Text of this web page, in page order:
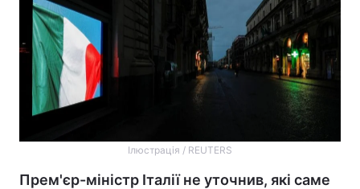
Ілюстрація / REUTERS
Прем'єр-міністр Італії не уточнив, які саме